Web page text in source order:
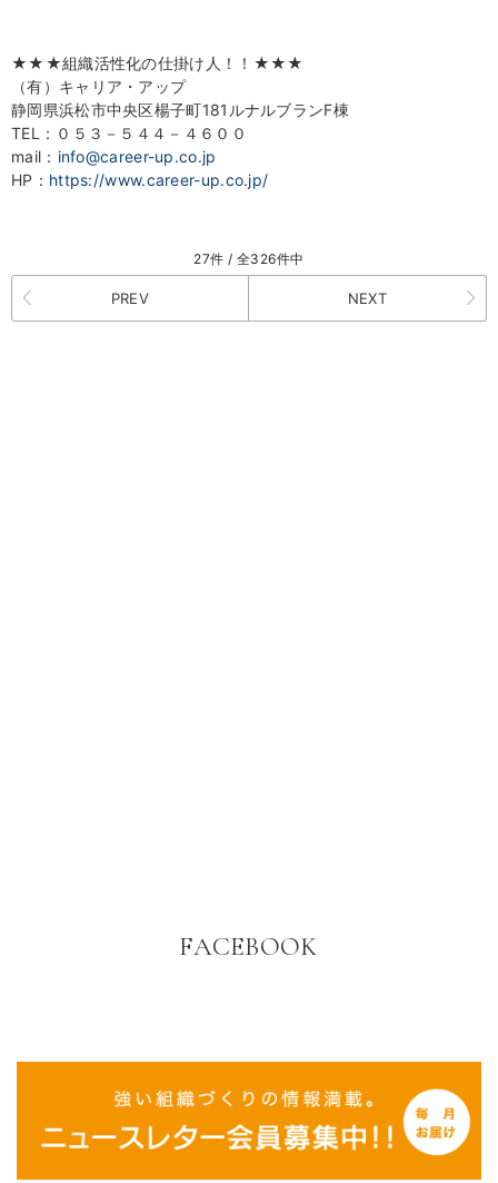
★★★組織活性化の仕掛け人！！★★★
（有）キャリア・アップ
静岡県浜松市中央区楊子町181ルナルブランF棟
TEL：０５３－５４４－４６００
mail： info@career-up.co.jp
HP： https://www.career-up.co.jp/
27件 / 全326件中
PREV NEXT
FACEBOOK